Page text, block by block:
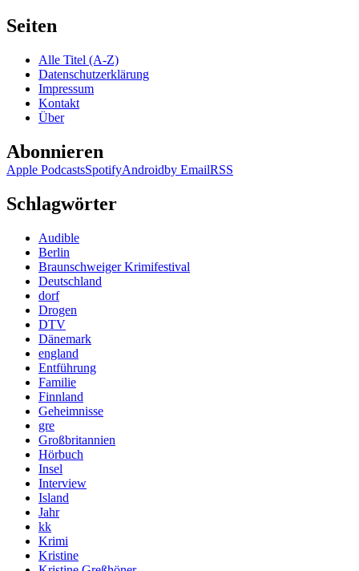
Seiten
Alle Titel (A-Z)
Datenschutzerklärung
Impressum
Kontakt
Über
Abonnieren
Apple PodcastsSpotifyAndroidby EmailRSS
Schlagwörter
Audible
Berlin
Braunschweiger Krimifestival
Deutschland
dorf
Drogen
DTV
Dänemark
england
Entführung
Familie
Finnland
Geheimnisse
gre
Großbritannien
Hörbuch
Insel
Interview
Island
Jahr
kk
Krimi
Kristine